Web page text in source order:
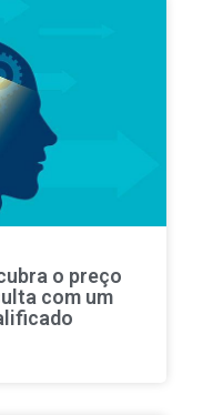
o preço
com um